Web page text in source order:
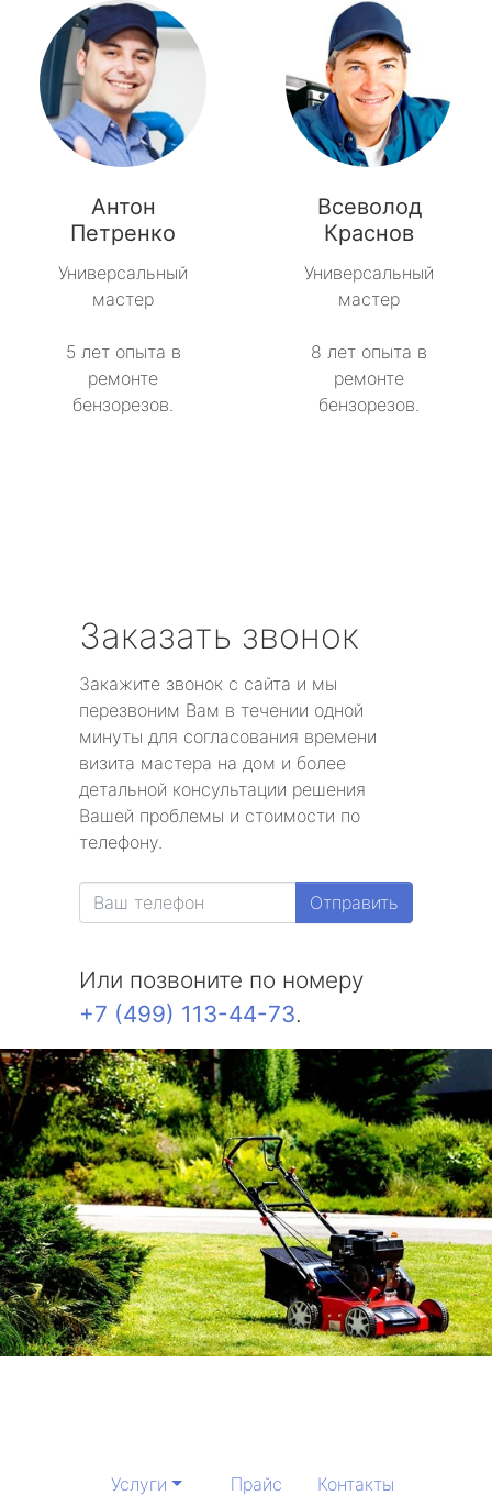
Антон
Петренко
Универсальный
мастер
5 лет опыта в
ремонте
бензорезов.
Всеволод
Краснов
Универсальный
мастер
8 лет опыта в
ремонте
бензорезов.
Заказать звонок
Закажите звонок с сайта и мы
перезвоним Вам в течении одной
минуты для согласования времени
визита мастера на дом и более
детальной консультации решения
Вашей проблемы и стоимости по
телефону.
Отправить
Или позвоните по номеру
+7 (499) 113-44-73.
Услуги Прайс Контакты